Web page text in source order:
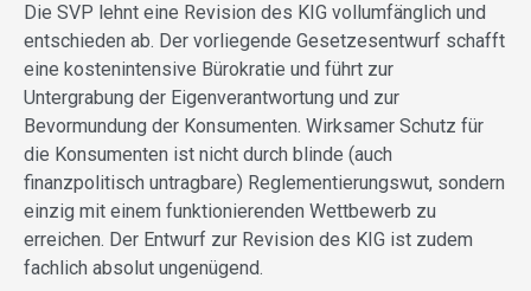
Die SVP lehnt eine Revision des KIG vollumfänglich und
entschieden ab. Der vorliegende Gesetzesentwurf schafft
eine kostenintensive Bürokratie und führt zur
Untergrabung der Eigenverantwortung und zur
Bevormundung der Konsumenten. Wirksamer Schutz für
die Konsumenten ist nicht durch blinde (auch
finanzpolitisch untragbare) Reglementierungswut, sondern
einzig mit einem funktionierenden Wettbewerb zu
erreichen. Der Entwurf zur Revision des KIG ist zudem
fachlich absolut ungenügend.